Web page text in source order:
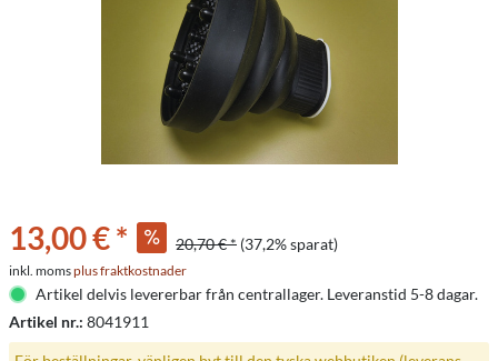
13,00 € * 20,70 € * (37,2% sparat)
inkl. momsplus fraktkostnader
Artikel delvis levererbar från centrallager. Leveranstid 5-8 dagar.
Artikel nr.: 8041911